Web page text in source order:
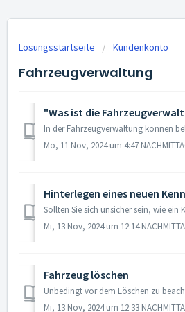
Lösungsstartseite Kundenkonto
Fahrzeugverwaltung
"Was ist die
Mo, 11 Nov, 2024 um 4:47
Hinterlegen eines neuen
Mi, 13 Nov, 2024 um 12:14
Fahrzeug löschen
Mi, 13 Nov, 2024 um 12:33